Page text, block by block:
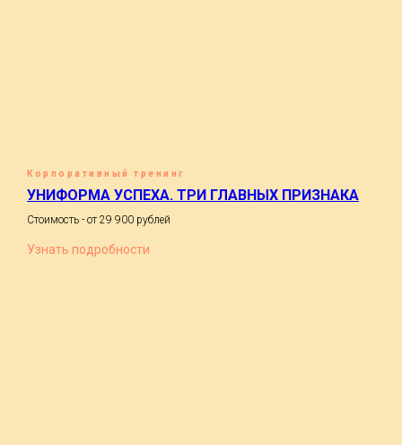
Корпоративный тренинг
УНИФОРМА УСПЕХА. ТРИ ГЛАВНЫХ ПРИЗНАКА
Стоимость - от 29 900 рублей
Узнать подробности